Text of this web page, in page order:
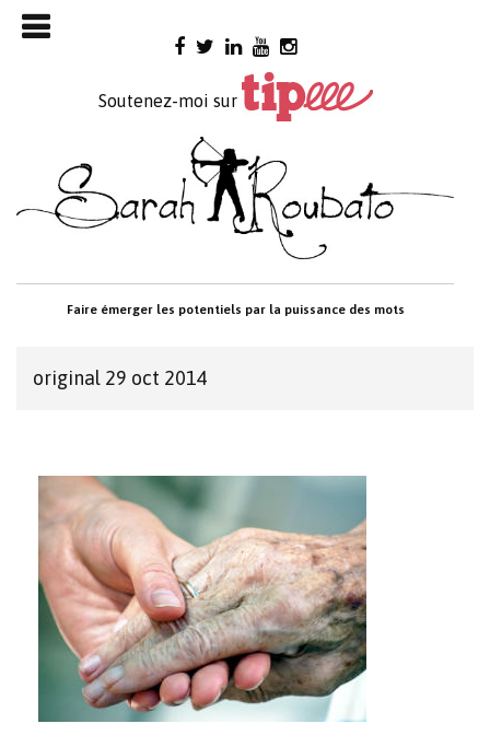
Skip
to
Soutenez-moi sur
Faire émerger les potentiels par la puissance des mots

original 29 oct 2014